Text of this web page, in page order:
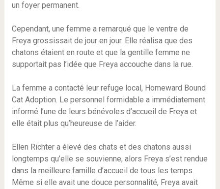
un foyer permanent.
Cependant, une femme a remarqué que le ventre de
Freya grossissait de jour en jour. Elle réalisa que des
chatons étaient en route et que la gentille femme ne
supportait pas l’idée que Freya accouche dans la rue.
La femme a contacté leur refuge local, Homeward Bound
Cat Adoption. Le personnel formidable a immédiatement
informé l’une de leurs bénévoles d’accueil de Freya et
elle était plus qu’heureuse de l’aider.
Ellen Richter a élevé des chats et des chatons aussi
longtemps qu’elle se souvienne, alors Freya s’est rendue
dans la meilleure famille d’accueil de tous les temps.
Même si elle avait une douce personnalité, Freya avait